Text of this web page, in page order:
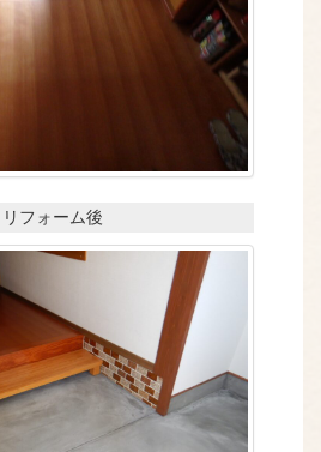
リフォーム後